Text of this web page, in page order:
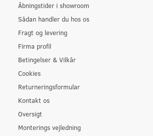
Åbningstider i showroom
Sådan handler du hos os
Fragt og levering
Firma profil
Betingelser & Vilkår
Cookies
Returneringsformular
Kontakt os
Oversigt
Monterings vejledning